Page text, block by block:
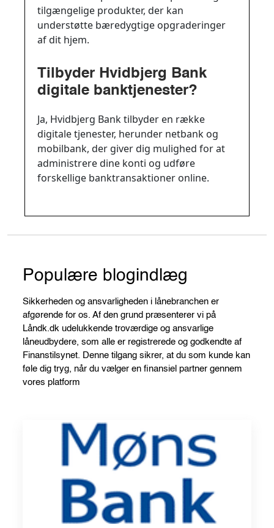
tilgængelige produkter, der kan
understøtte bæredygtige opgraderinger
af dit hjem.
Tilbyder Hvidbjerg Bank
digitale banktjenester?
Ja, Hvidbjerg Bank tilbyder en række
digitale tjenester, herunder netbank og
mobilbank, der giver dig mulighed for at
administrere dine konti og udføre
forskellige banktransaktioner online.
Populære blogindlæg
Sikkerheden og ansvarligheden i lånebranchen er
afgørende for os. Af den grund præsenterer vi på
Låndk.dk udelukkende troværdige og ansvarlige
låneudbydere, som alle er registrerede og godkendte af
Finanstilsynet. Denne tilgang sikrer, at du som kunde kan
føle dig tryg, når du vælger en finansiel partner gennem
vores platform